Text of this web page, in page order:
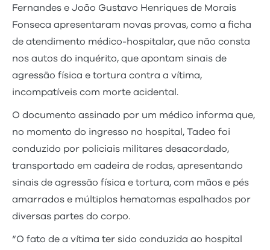
Fernandes e João Gustavo Henriques de Morais
Fonseca apresentaram novas provas, como a ficha
de atendimento médico-hospitalar, que não consta
nos autos do inquérito, que apontam sinais de
agressão física e tortura contra a vítima,
incompatíveis com morte acidental.
O documento assinado por um médico informa que,
no momento do ingresso no hospital, Tadeo foi
conduzido por policiais militares desacordado,
transportado em cadeira de rodas, apresentando
sinais de agressão física e tortura, com mãos e pés
amarrados e múltiplos hematomas espalhados por
diversas partes do corpo.
“O fato de a vítima ter sido conduzida ao hospital